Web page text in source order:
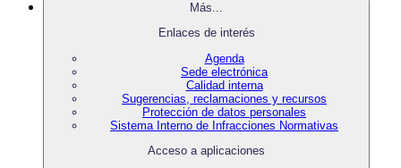
Más...
Enlaces de interés
Agenda
Sede electrónica
Calidad interna
Sugerencias, reclamaciones y recursos
Protección de datos personales
Sistema Interno de Infracciones Normativas
Acceso a aplicaciones